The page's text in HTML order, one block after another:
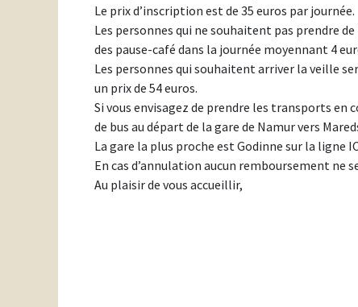
Le prix d’inscription est de 35 euros par journée.
Les personnes qui ne souhaitent pas prendre
des pause-café dans la journée moyennant 4
Les personnes qui souhaitent arriver la veille
un prix de 54 euros.
Si vous envisagez de prendre les transports
de bus au départ de la gare de Namur vers
La gare la plus proche est Godinne sur la ligne
En cas d’annulation aucun remboursement ne
Au plaisir de vous accueillir,